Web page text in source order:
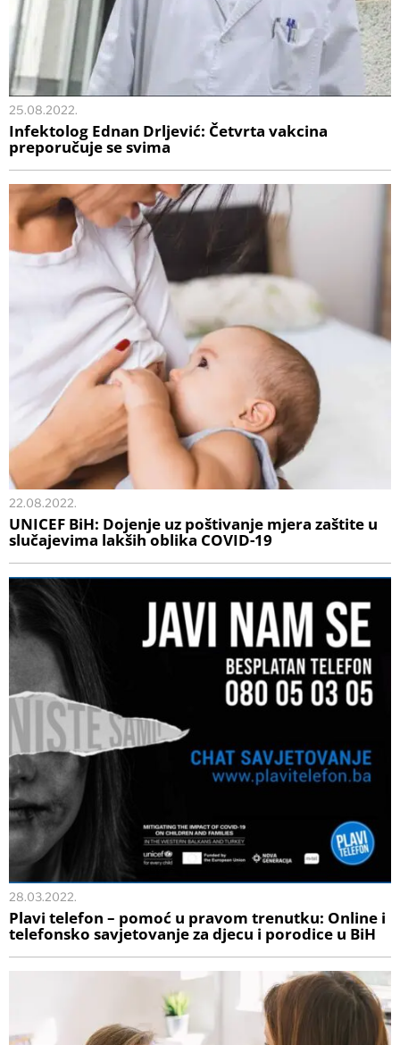
25.08.2022.
Infektolog Ednan Drljević: Četvrta vakcina
preporučuje se svima
22.08.2022.
UNICEF BiH: Dojenje uz poštivanje mjera zaštite u
slučajevima lakših oblika COVID-19
28.03.2022.
Plavi telefon – pomoć u pravom trenutku: Online i
telefonsko savjetovanje za djecu i porodice u BiH